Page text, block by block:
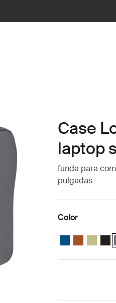
Case
laptop
funda para
pulgadas
Color
Case Logic 13.3"
Case Logic
Case